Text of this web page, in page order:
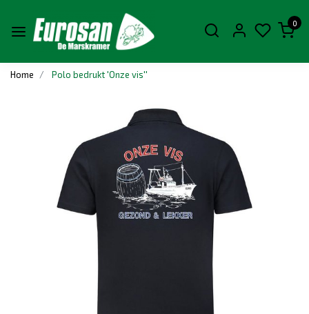
0
Home Polo bedrukt 'Onze vis''